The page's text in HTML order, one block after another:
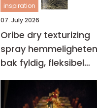
inspiration
07. July 2026
Oribe dry texturizing
spray hemmeligheten
bak fyldig, fleksibel
frisyre